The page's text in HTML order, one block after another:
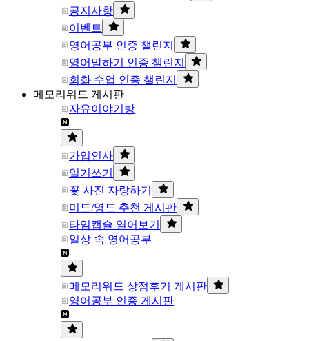
공지사항
이벤트
영어공부 인증 챌린지
영어말하기 인증 챌린지
회화 수업 인증 챌린지
메모리워드 게시판
자유이야기방
가입인사
일기쓰기
꽃 사진 자랑하기
미드/영드 추천 게시판
타임캡슐 열어보기
일상 속 영어공부
메모리워드 상점후기 게시판
영어공부 인증 게시판